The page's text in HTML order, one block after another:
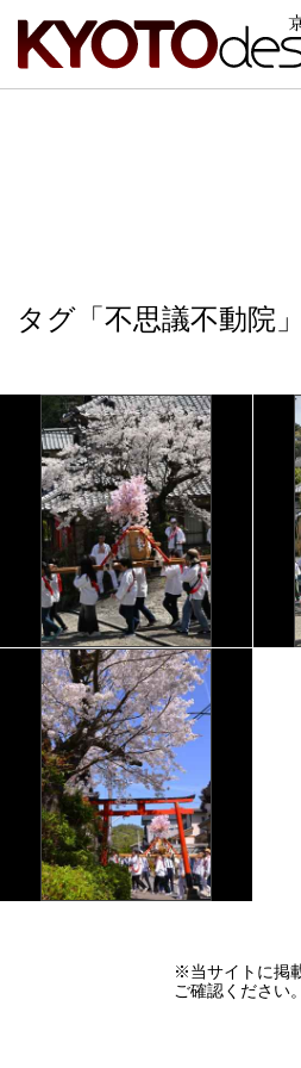
タグ「不思議不動院」
※当サイトに掲
ご確認ください。